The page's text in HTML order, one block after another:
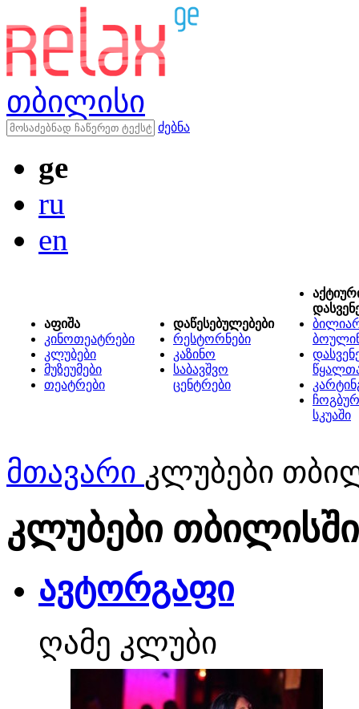
თბილისი
ძებნა
ge
ru
en
აფიშა
კინოთეატრები
კლუბები
მუზეუმები
თეატრები
დაწესებულებები
რესტორნები
კაზინო
საბავშვო
ცენტრები
სკუაში
მთავარი კლუბები
კლუბები თბილისში
ავტორგაფი
ღამე კლუბი